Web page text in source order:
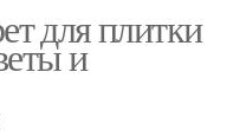
для плитки
и